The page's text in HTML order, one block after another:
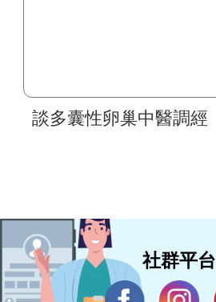
談多囊性卵巢中醫調經
社群平台